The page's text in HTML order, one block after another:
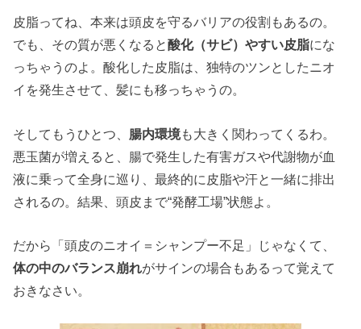
皮脂ってね、本来は頭皮を守るバリアの役割もあるの。
でも、その質が悪くなると酸化（サビ）やすい皮脂にな
っちゃうのよ。酸化した皮脂は、独特のツンとしたニオ
イを発生させて、髪にも移っちゃうの。
そしてもうひとつ、 腸内環境も大きく関わってくるわ。
悪玉菌が増えると、腸で発生した有害ガスや代謝物が血
液に乗って全身に巡り、最終的に皮脂や汗と一緒に排出
されるの。結果、頭皮まで“発酵工場”状態よ。
だから「頭皮のニオイ＝シャンプー不足」じゃなくて、
体の中のバランス崩れがサインの場合もあるって覚えて
おきなさい。